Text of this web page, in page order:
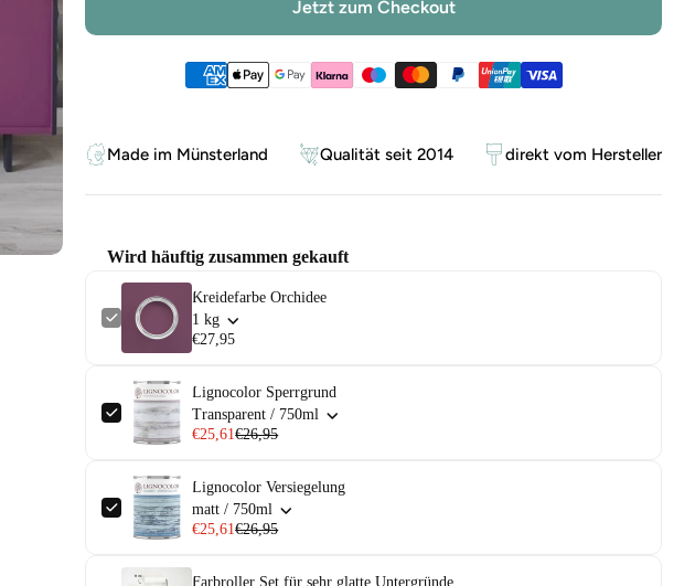
Jetzt zum Checkout
Zahlungsmethoden
Made im Münsterland Qualität seit 2014 direkt vom Hersteller
Wird häuftig zusammen gekauft
Kreidefarbe Orchidee
1 kg
€27,95
Lignocolor Sperrgrund
Transparent / 750ml
€25,61€26,95
Lignocolor Versiegelung
matt / 750ml
€25,61€26,95
Farbroller Set für sehr glatte Untergründe